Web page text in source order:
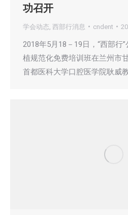
功召开
学会动态 西部行消息 cndent
2018年5月18－19日，“西部行
植规范化免费培训班在兰州市
首都医科大学口腔医学院耿威